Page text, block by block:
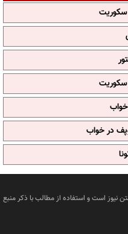
خواب
در خواب
نیوز است و استفاده از مطالب با ذکر منبع